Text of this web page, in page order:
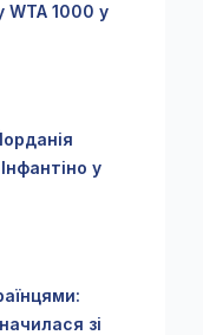
WTA 1000 у
у
зі